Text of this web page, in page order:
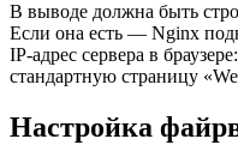
В выводе должна быть
Если она есть — Nginx
IP-адрес сервера в
стандартную страницу
Настройка